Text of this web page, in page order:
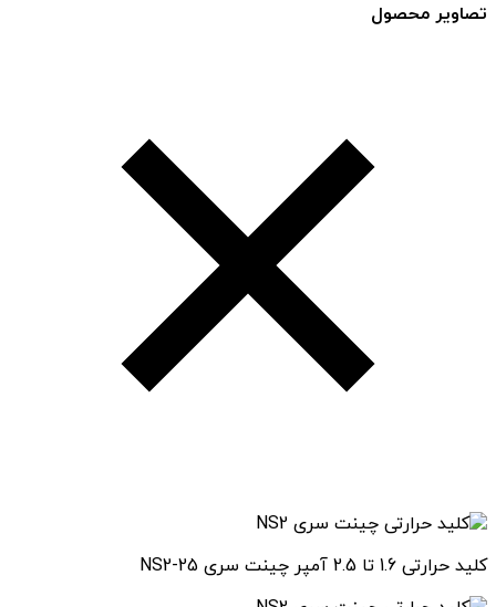
تصاویر محصول
کلید حرارتی 1.6 تا 2.5 آمپر چینت سری NS2-25